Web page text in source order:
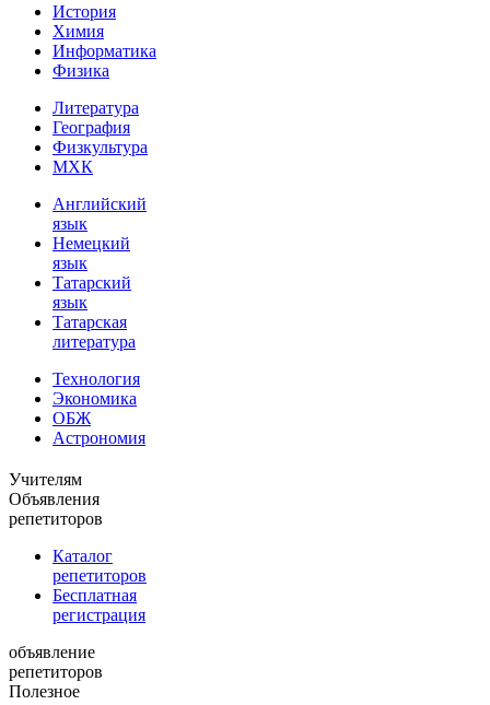
История
Химия
Информатика
Физика
Литература
География
Физкультура
МХК
Английский
язык
Немецкий
язык
Татарский
язык
Татарская
литература
Технология
Экономика
ОБЖ
Астрономия
Учителям
Объявления
репетиторов
Каталог
репетиторов
Бесплатная
регистрация
объявление
репетиторов
Полезное